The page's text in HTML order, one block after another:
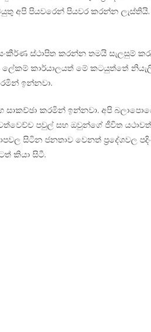
අපි පියවරෙන් පියවර කරන්න
ස්ථාපිත කරන්න තමයි සැලසුම්
කාර්යාලයත් මේ කටයුත්තේ
ඉන්නවා.
සාකච්ඡා කරමින් ඉන්නවා. අපි
පවුල් සහ ඔවුන්ගේ ජීවිත
සිටින ජනතාව වෙනත් ප්‍රදේශවල
කියා සිටී.